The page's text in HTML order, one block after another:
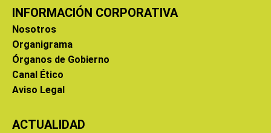
INFORMACIÓN CORPORATIVA
Nosotros
Organigrama
Órganos de Gobierno
Canal Ético
Aviso Legal
ACTUALIDAD